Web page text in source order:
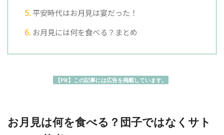
平安時代はお月見は宴だった！
お月見には何を食べる？まとめ
【PR】この記事には広告を掲載しています。
お月見は何を食べる？団子ではなくサト